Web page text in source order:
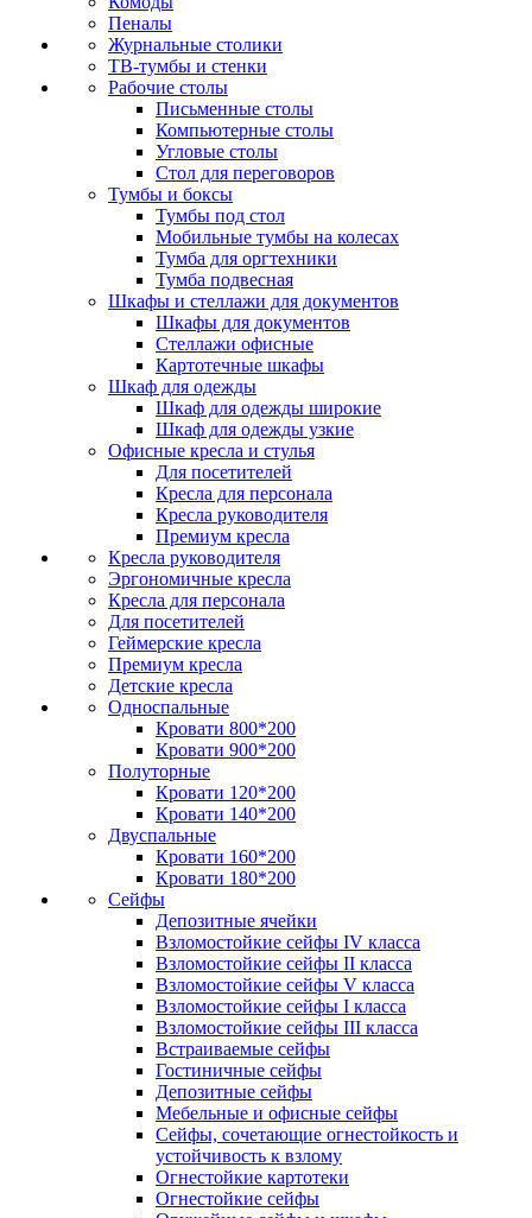
Пеналы
Журнальные столики
ТВ‑тумбы и стенки
Рабочие столы
Письменные столы
Компьютерные столы
Угловые столы
Стол для переговоров
Тумбы и боксы
Тумбы под стол
Мобильные тумбы на колесах
Тумба для оргтехники
Тумба подвесная
Шкафы и стеллажи для документов
Шкафы для документов
Стеллажи офисные
Картотечные шкафы
Шкаф для одежды
Шкаф для одежды широкие
Шкаф для одежды узкие
Офисные кресла и стулья
Для посетителей
Кресла для персонала
Кресла руководителя
Премиум кресла
Кресла руководителя
Эргономичные кресла
Кресла для персонала
Для посетителей
Геймерские кресла
Премиум кресла
Детские кресла
Односпальные
Кровати 800*200
Кровати 900*200
Полуторные
Кровати 120*200
Кровати 140*200
Двуспальные
Кровати 160*200
Кровати 180*200
Сейфы
Депозитные ячейки
Взломостойкие сейфы IV класса
Взломостойкие сейфы II класса
Взломостойкие сейфы V класса
Взломостойкие сейфы I класса
Взломостойкие сейфы III класса
Встраиваемые сейфы
Гостиничные сейфы
Депозитные сейфы
Мебельные и офисные сейфы
Сейфы, сочетающие огнестойкость и
устойчивость к взлому
Огнестойкие картотеки
Огнестойкие сейфы